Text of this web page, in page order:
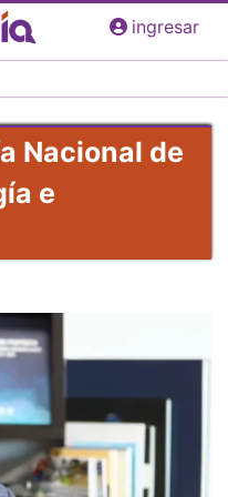
ingresar
Nacional de
e